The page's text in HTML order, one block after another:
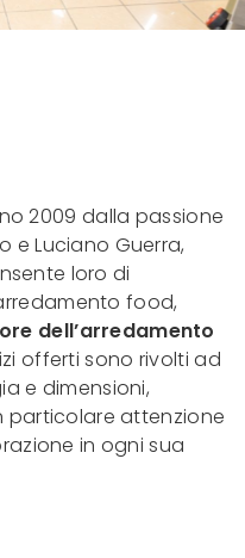
2009 dalla passione
e Luciano Guerra,
loro di
food,
dell’arredamento
offerti sono rivolti ad
e dimensioni,
particolare attenzione
in ogni sua